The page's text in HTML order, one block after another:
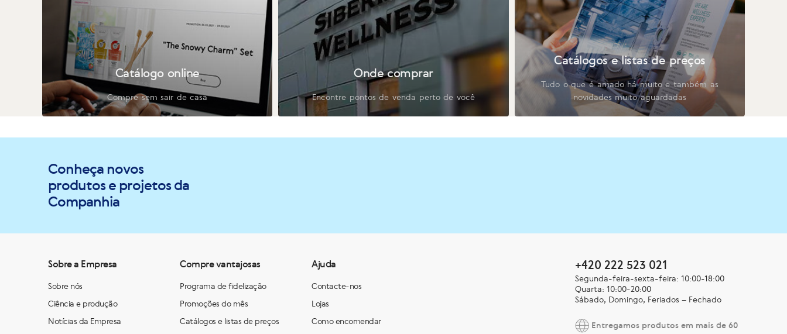
Catálogo online
Compre sem sair de casa
Onde comprar
Encontre pontos de venda perto de você
Catálogos e listas de preços
Tudo o que é amado há muito e também as
novidades muito aguardadas
Conheça novos
produtos e projetos da
Companhia
Sobre a Empresa
Sobre nós
Ciência e produção
Notícias da Empresa
Compre vantajosas
Programa de fidelização
Promoções do mês
Catálogos e listas de preços
Ajuda
Contacte-nos
Lojas
Como encomendar
+420 222 523 021
Segunda-feira-sexta-feira: 10:00-18:00
Quarta: 10:00-20:00
Sábado, Domingo, Feriados – Fechado
Entregamos produtos em mais de 60